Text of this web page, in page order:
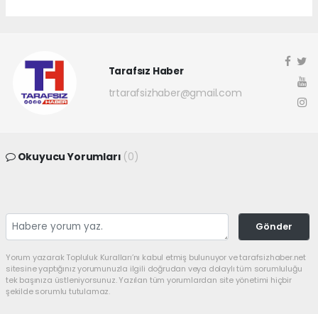
Tarafsız Haber
trtarafsizhaber@gmail.com
Okuyucu Yorumları (0)
Gönder
Yorum yazarak Topluluk Kuralları’nı kabul etmiş bulunuyor ve tarafsizhaber.net
sitesine yaptığınız yorumunuzla ilgili doğrudan veya dolaylı tüm sorumluluğu
tek başınıza üstleniyorsunuz. Yazılan tüm yorumlardan site yönetimi hiçbir
şekilde sorumlu tutulamaz.